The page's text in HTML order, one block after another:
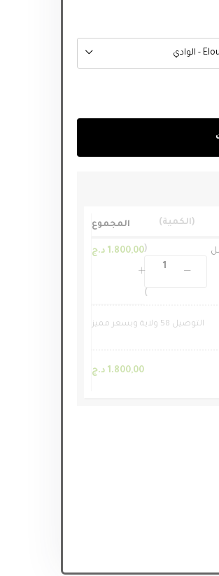
الكمية المجموع
1.800,00 د.ج
التوصيل 58 ولاية وبسعر مميز
1.800,00 د.ج